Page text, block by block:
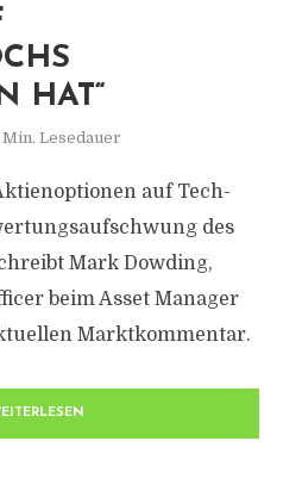
HAT“
Min. Lesedauer
auf Tech-
des
Mark Dowding,
beim Asset Manager
Marktkommentar.